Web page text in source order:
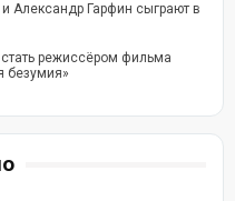
Александр Гарфин сыграют в
режиссёром фильма
безумия»